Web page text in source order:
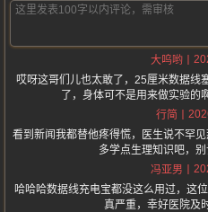
大呜哟
哎呀这哥们儿也太敢了，25厘米数据线
了，身体可不是用来做实验的
行简
看到新闻我都替他疼得慌，医生说不罕
多学点生理知识吧，别
冯亚男
哈哈哈数据线充电宝都没这么用过，这
真严重，幸好医院及